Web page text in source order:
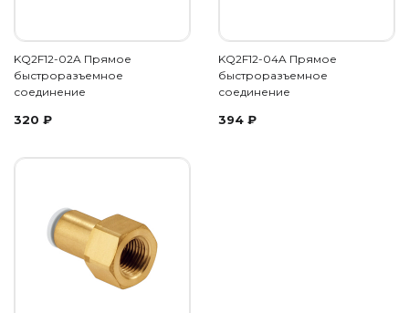
KQ2F12-02A Прямое
быстроразъемное
соединение
320 ₽
KQ2F12-04A Прямое
быстроразъемное
соединение
394 ₽